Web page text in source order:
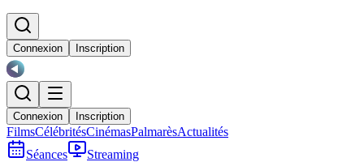
Connexion Inscription
Connexion Inscription
FilmsCélébritésCinémasPalmarèsActualités
Séances
Streaming